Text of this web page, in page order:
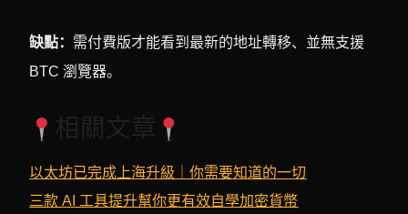
缺點： 需付費版才能看到最新的地址轉移、並無支援
BTC 瀏覽器。
相關文章
以太坊已完成上海升級｜你需要知道的一切
三款 AI 工具提升幫你更有效自學加密貨幣